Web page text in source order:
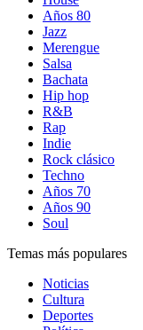
Años 80
Jazz
Merengue
Salsa
Bachata
Hip hop
R&B
Rap
Indie
Rock clásico
Techno
Años 70
Años 90
Soul
Temas más populares
Noticias
Cultura
Deportes